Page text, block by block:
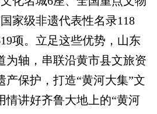
家级非遗代表性名录118
项。立足这些优势，山东
为轴，串联沿黄市县文旅资
产保护，打造“黄河大集”文
情讲好齐鲁大地上的“黄河